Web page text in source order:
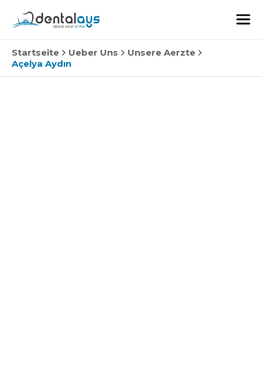
Startseite Ueber Uns
Unsere Aerzte
Açelya Aydın